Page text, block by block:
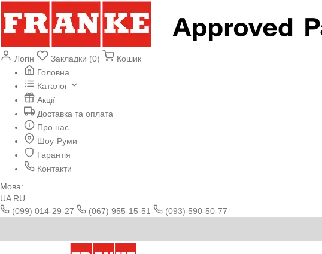
Логін Закладки (0)
Кошик
Головна
Каталог
Акції
Доставка та оплата
Про нас
Шоу-Руми
Гарантія
Контакти
Мова:
UA RU
(099) 014-29-27
(067) 955-15-51
(093) 590-50-77